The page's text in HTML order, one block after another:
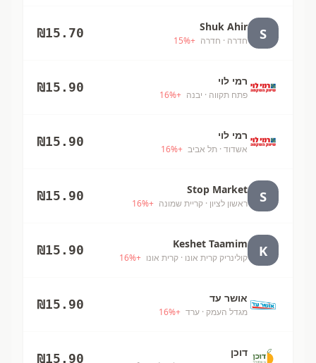
S
Shuk Ahir
חדרה · חדרה +
15%
₪15.70
רמי לוי
פתח תקווה · יבנה +
16%
₪15.90
רמי לוי
אשדוד · תל אביב +
16%
₪15.90
S
Stop Market
ראשון לציון · קריית שמונה +
16%
₪15.90
K
Keshet Taamim
קולינריק קרית אונו · קרית אונו +
16%
₪15.90
אושר עד
מגדל העמק · ערד +
16%
₪15.90
דוכן ₪15.90